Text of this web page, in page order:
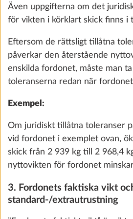
Separat
campingutrustning eller
högsta tekniskt tillåtna vikt vid
För de husbilar och
bygger beräknas den här
hjälp av följande formel:
n = maximalt antal passagerare
Exempel:Vid en husbil med 4
en längd på 7 m är den minsta
(10*[4+7]).
Vid husvagnar beräknas
föreskrivna minsta nyttovikten